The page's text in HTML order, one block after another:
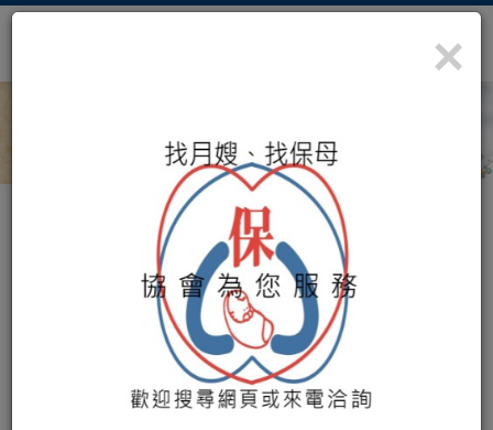
照顧您最珍貴的寶藏
社團法人桃園市保母協
×